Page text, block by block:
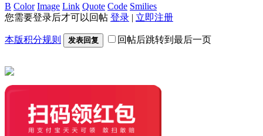
B Color Image Link Quote Code Smilies
您需要登录后才可以回帖 登录 | 立即注册
本版积分规则 发表回复 回帖后跳转到最后一页